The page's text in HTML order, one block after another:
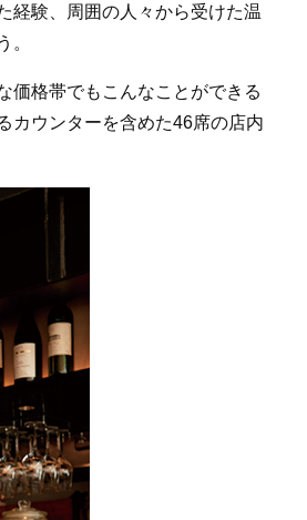
経験、周囲の人々から受けた温
。
価格帯でもこんなことができる
カウンターを含めた46席の店内